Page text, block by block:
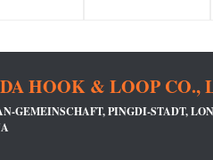
HOOK & LOOP CO.,
GEMEINSCHAFT, PINGDI-STADT,